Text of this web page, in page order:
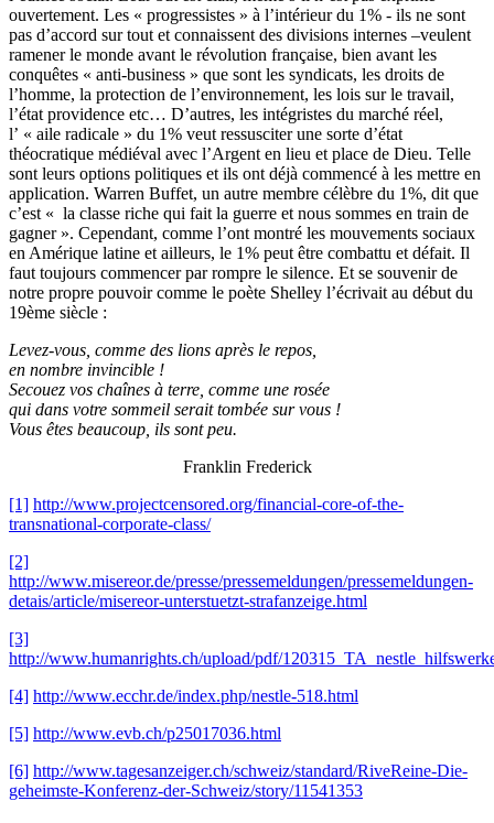
ouvertement. Les « progressistes » à l’intérieur du 1% - ils ne sont
pas d’accord sur tout et connaissent des divisions internes –veulent
ramener le monde avant le révolution française, bien avant les
conquêtes « anti-business » que sont les syndicats, les droits de
l’homme, la protection de l’environnement, les lois sur le travail,
l’état providence etc… D’autres, les intégristes du marché réel,
l’ « aile radicale » du 1% veut ressusciter une sorte d’état
théocratique médiéval avec l’Argent en lieu et place de Dieu. Telle
sont leurs options politiques et ils ont déjà commencé à les mettre en
application. Warren Buffet, un autre membre célèbre du 1%, dit que
c’est « la classe riche qui fait la guerre et nous sommes en train de
gagner ». Cependant, comme l’ont montré les mouvements sociaux
en Amérique latine et ailleurs, le 1% peut être combattu et défait. Il
faut toujours commencer par rompre le silence. Et se souvenir de
notre propre pouvoir comme le poète Shelley l’écrivait au début du
19ème siècle :
Levez-vous, comme des lions après le repos,
en nombre invincible !
Secouez vos chaînes à terre, comme une rosée
qui dans votre sommeil serait tombée sur vous !
Vous êtes beaucoup, ils sont peu.
Franklin Frederick
[1] http://www.projectcensored.org/financial-core-of-the-
transnational-corporate-class/
[2]
http://www.misereor.de/presse/pressemeldungen/pressemeldungen-
detais/article/misereor-unterstuetzt-strafanzeige.html
[3]
http://www.humanrights.ch/upload/pdf/
[4] http://www.ecchr.de/index.php/nestle-518.html
[5] http://www.evb.ch/p25017036.html
[6] http://www.tagesanzeiger.ch/schweiz/standard/RiveReine-Die-
geheimste-Konferenz-der-Schweiz/story/11541353